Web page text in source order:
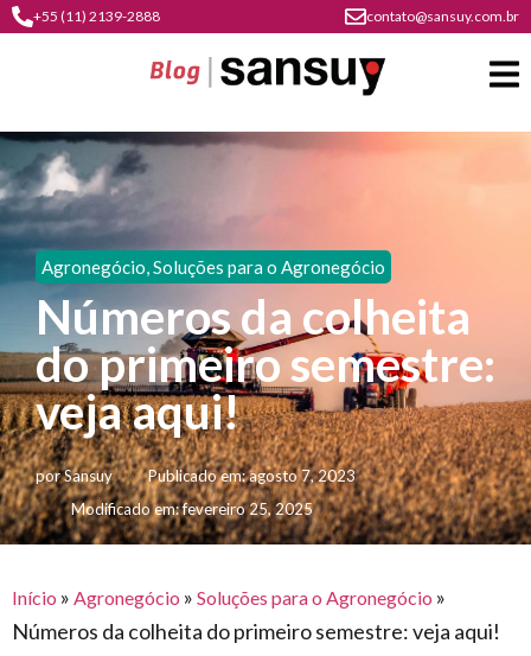
+55 (11) 2139-2888 contato@sansuy.com.br
A
Sansuy
contato
cultura
do
plástico
institucional
materiais
gratuitos
eventos
Agronegócio
psicultura
soluções
em
água
soluções
para
agronegócio
Coberturas
barracas
sansuy
barracas
de
toldos
Indústria
comunicação
visual
construção
civil
Transporte
e logística
armazenagem
lonas
Agronegócio,Soluções para o Agronegócio
Números da colheita
do primeiro semestre:
veja aqui!
porSansuy Publicado em:agosto 7, 2023
Modificado em: fevereiro 25, 2025
Início » Agronegócio » Soluções para o Agronegócio »
Números da colheita do primeiro semestre: veja aqui!